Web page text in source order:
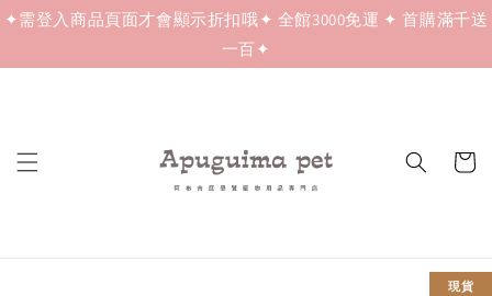
✦需登入商品頁面才會顯示折扣哦✦ 全館3000免運 ✦ 首購滿千送
一百✦
現貨